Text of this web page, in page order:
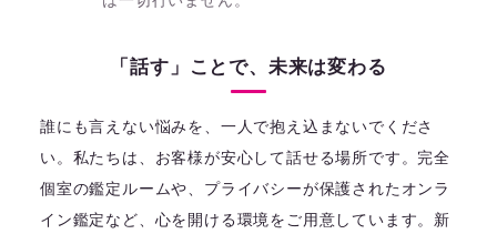
「話す」ことで、未来は変わる
誰にも言えない悩みを、一人で抱え込まないでくださ
い。私たちは、お客様が安心して話せる場所です。完全
個室の鑑定ルームや、プライバシーが保護されたオンラ
イン鑑定など、心を開ける環境をご用意しています。新